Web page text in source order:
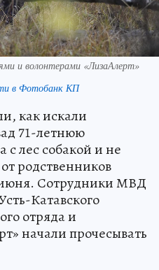
и волонтерами «ЛизаАлерт»
в Фотобанк КП
как искали
71-летнюю
лес собакой и не
родственников
июня. Сотрудники МВД
Катавского
отряда и
начали прочесывать